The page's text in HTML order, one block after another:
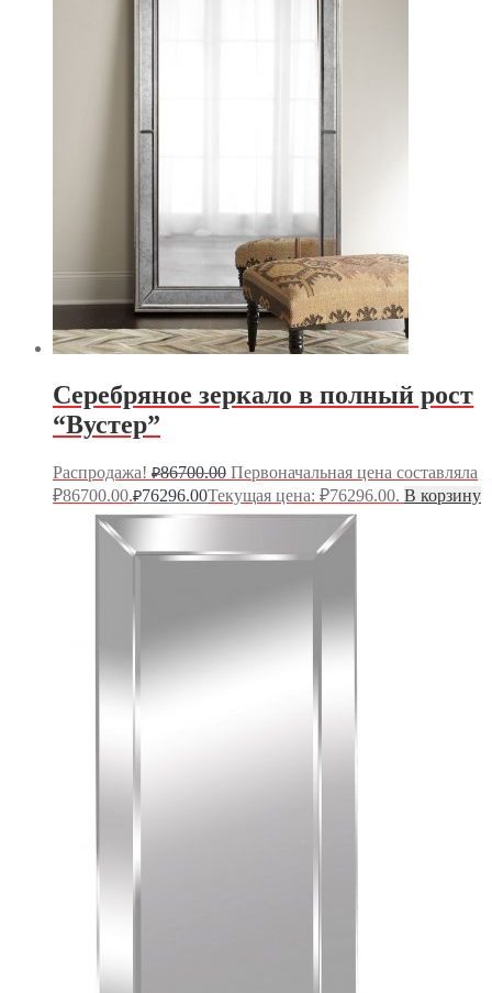
Серебряное зеркало в полный рост
“Вустер”
Распродажа! ₽86700.00 Первоначальная цена составляла
₽86700.00.₽76296.00Текущая цена: ₽76296.00. В корзину